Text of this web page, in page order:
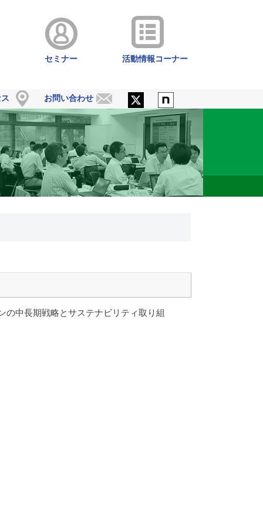
セミナー 活動情報コーナー
お問い合わせ
の中長期戦略とサステナビリティ取り組